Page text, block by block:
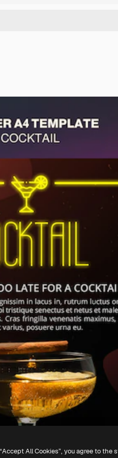
All Cookies”, you agree to